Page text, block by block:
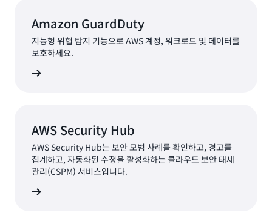
Amazon GuardDuty
지능형 위협 탐지 기능으로 AWS 계정, 워크로드 및 데이터를
보호하세요.
AWS Security Hub
AWS Security Hub는 보안 모범 사례를 확인하고, 경고를
집계하고, 자동화된 수정을 활성화하는 클라우드 보안 태세
관리(CSPM) 서비스입니다.